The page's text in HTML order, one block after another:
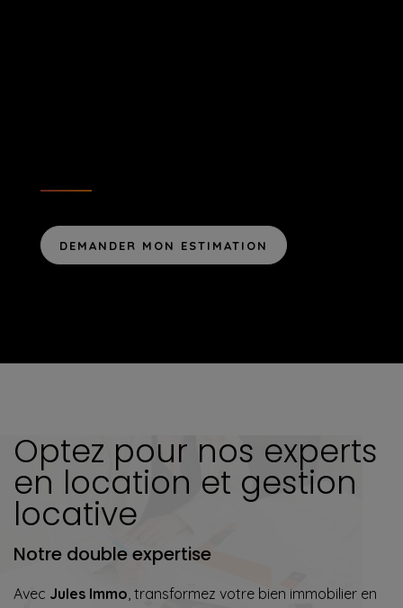
DEMANDER MON ESTIMATION
Optez pour nos experts
en location et gestion
locative
Notre double expertise
Avec Jules Immo, transformez votre bien immobilier en